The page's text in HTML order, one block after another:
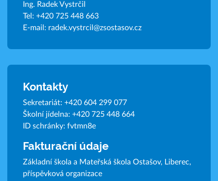
Ing. Radek Vystrčil
Tel: +420 725 448 663
E-mail: radek.vystrcil@zsostasov.cz
Kontakty
Sekretariát: +420 604 299 077
Školní jídelna: +420 725 448 664
ID schránky: fvtmn8e
Fakturační údaje
Základní škola a Mateřská škola Ostašov, Liberec,
příspěvková organizace